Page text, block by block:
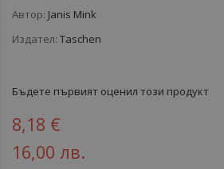
Автор: Janis Mink
Издател: Taschen
Бъдете първият оценил този продукт
8,18 €
16,00 лв.